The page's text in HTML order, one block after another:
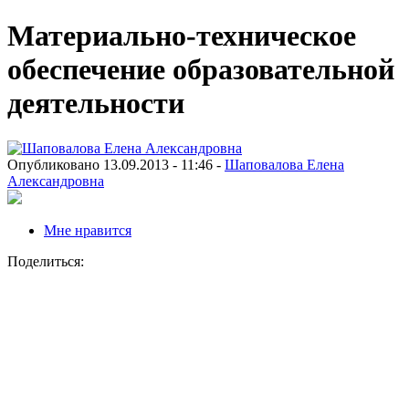
Материально-техническое
обеспечение образовательной
деятельности
Опубликовано 13.09.2013 - 11:46 - Шаповалова Елена
Александровна
Мне нравится
Поделиться: